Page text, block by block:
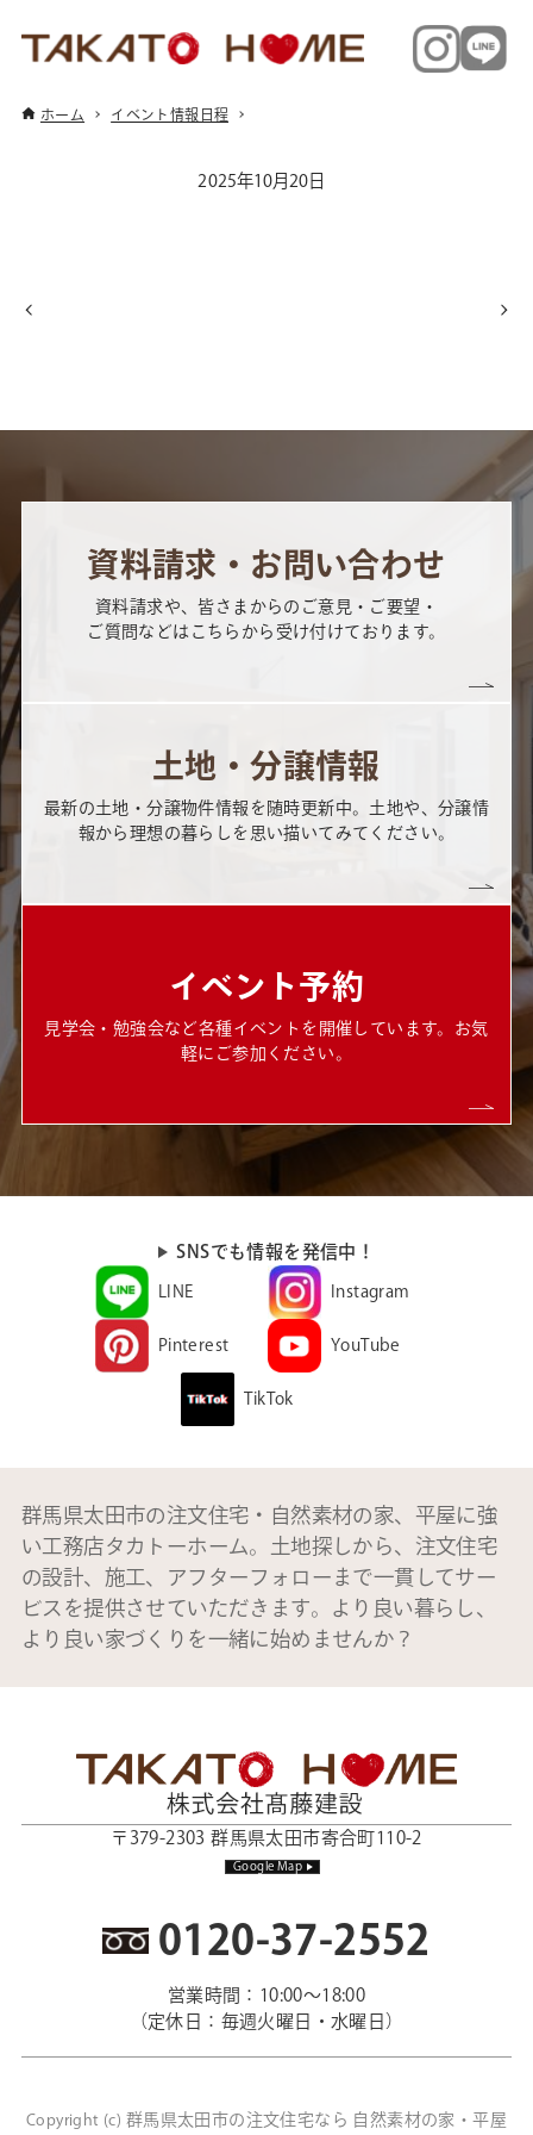
ホーム イベント情報日程
2025年10月20日
資料請求・お問い合わせ
資料請求や、皆さまからのご意見・ご要望・
ご質問などはこちらから受け付けております。
土地・分譲情報
最新の土地・分譲物件情報を随時更新中。土地や、分譲情
報から理想の暮らしを思い描いてみてください。
イベント予約
見学会・勉強会など各種イベントを開催しています。お気
軽にご参加ください。
SNSでも情報を発信中！
LINE Instagram
Pinterest YouTube
TikTok
群馬県太田市の注文住宅・自然素材の家、平屋に強
い工務店タカトーホーム。土地探しから、注文住宅
の設計、施工、アフターフォローまで一貫してサー
ビスを提供させていただきます。より良い暮らし、
より良い家づくりを一緒に始めませんか？
〒379-2303 群馬県太田市寄合町110-2
Google Map
0120-37-2552
営業時間：10:00～18:00
（定休日：毎週火曜日・水曜日）
Copyright (c) 群馬県太田市の注文住宅なら 自然素材の家・平屋